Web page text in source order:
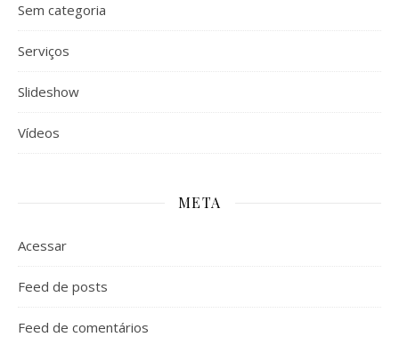
Sem categoria
Serviços
Slideshow
Vídeos
META
Acessar
Feed de posts
Feed de comentários